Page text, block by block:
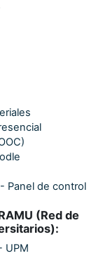
Panel de control
(Red de
UPM